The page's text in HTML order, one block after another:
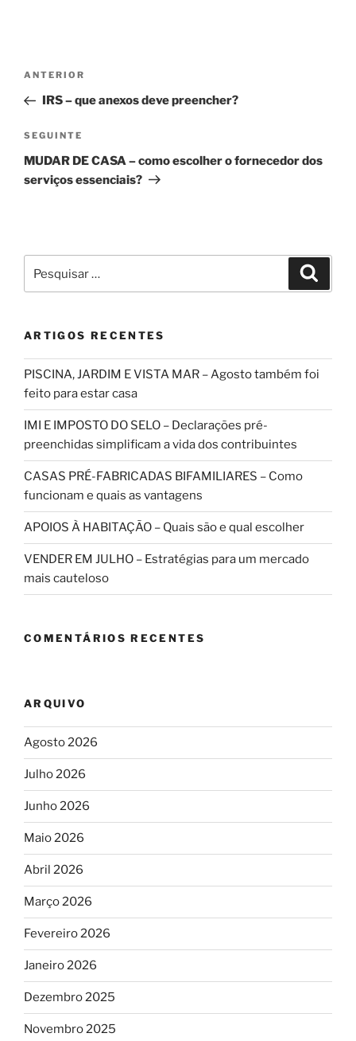
Navegação
artigos
Conteúdo
anterior
ANTERIOR
IRS – que anexos deve preencher?
Conteúdo
seguinte
SEGUINTE
MUDAR DE CASA – como escolher o fornecedor dos
serviços essenciais?
por:
ARTIGOS RECENTES
PISCINA, JARDIM E VISTA MAR – Agosto também foi
feito para estar casa
IMI E IMPOSTO DO SELO – Declarações pré-
preenchidas simplificam a vida dos contribuintes
CASAS PRÉ-FABRICADAS BIFAMILIARES – Como
funcionam e quais as vantagens
APOIOS À HABITAÇÃO – Quais são e qual escolher
VENDER EM JULHO – Estratégias para um mercado
mais cauteloso
COMENTÁRIOS RECENTES
ARQUIVO
Agosto 2026
Julho 2026
Junho 2026
Maio 2026
Abril 2026
Março 2026
Fevereiro 2026
Janeiro 2026
Dezembro 2025
Novembro 2025